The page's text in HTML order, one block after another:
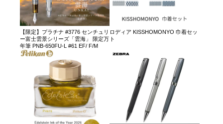
【限定】プラチナ #3776 センチュリ
ー富士雲景シリーズ「雲海」 限定万
年筆 PNB-650FU-L #61 EF/ F/M
ロディア KISSHOMONYO 巾着セッ
ト